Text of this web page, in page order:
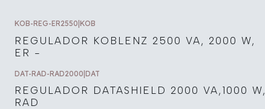
KOB-REG-ER2550 KOB
REGULADOR KOBLENZ 2500 VA, 2000 W,
ER -
DAT-RAD-RAD2000|DAT
REGULADOR DATASHIELD 2000 VA,1000 W,
RAD